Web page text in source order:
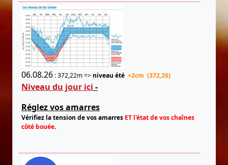
06.08.26 : 372,22m => niveau été +2cm (372,20)
Niveau du jour ici -
Réglez vos amarres
Vérifiez la tension de vos amarres ET l'état de vos chaînes
côté bouée.